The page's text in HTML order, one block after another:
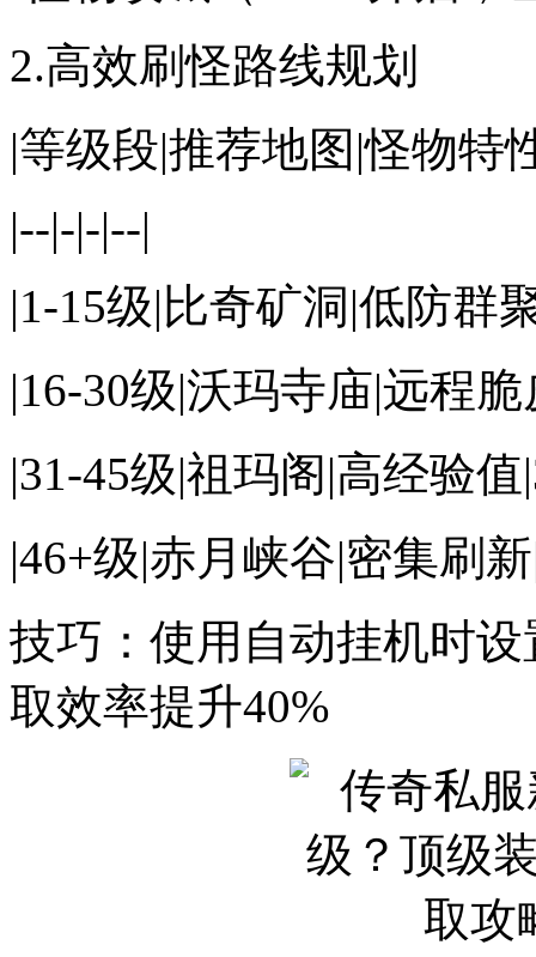
2.高效刷怪路线规划
|等级段|推荐地图|怪物特
|--|-|-|--|
|1-15级|比奇矿洞|低防群
|16-30级|沃玛寺庙|远程脆
|31-45级|祖玛阁|高经验值
|46+级|赤月峡谷|密集刷
技巧：使用自动挂机时
取效率提升40%